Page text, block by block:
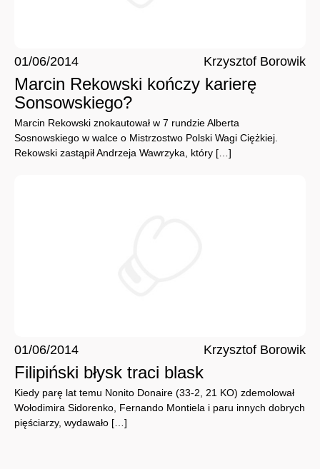
01/06/2014 Krzysztof Borowik
Marcin Rekowski kończy karierę
Sonsowskiego?
Marcin Rekowski znokautował w 7 rundzie Alberta
Sosnowskiego w walce o Mistrzostwo Polski Wagi Ciężkiej.
Rekowski zastąpił Andrzeja Wawrzyka, który […]
01/06/2014 Krzysztof Borowik
Filipiński błysk traci blask
Kiedy parę lat temu Nonito Donaire (33-2, 21 KO) zdemolował
Wołodimira Sidorenko, Fernando Montiela i paru innych dobrych
pięściarzy, wydawało […]